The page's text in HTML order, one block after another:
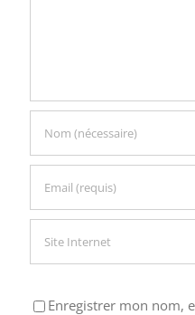
Enregistrer mon nom,